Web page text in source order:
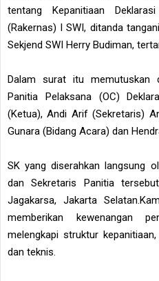
tentang Kepanitiaan
(Rakernas) I SWI, ditanda
Sekjend SWI Herry Budiman,
Dalam surat itu memutuskan
Panitia Pelaksana (OC)
(Ketua), Andi Arif (Sekretaris)
Gunara (Bidang Acara) dan
SK yang diserahkan langsung
dan Sekretaris Panitia
Jagakarsa, Jakarta
memberikan kewenangan
melengkapi struktur
dan teknis.